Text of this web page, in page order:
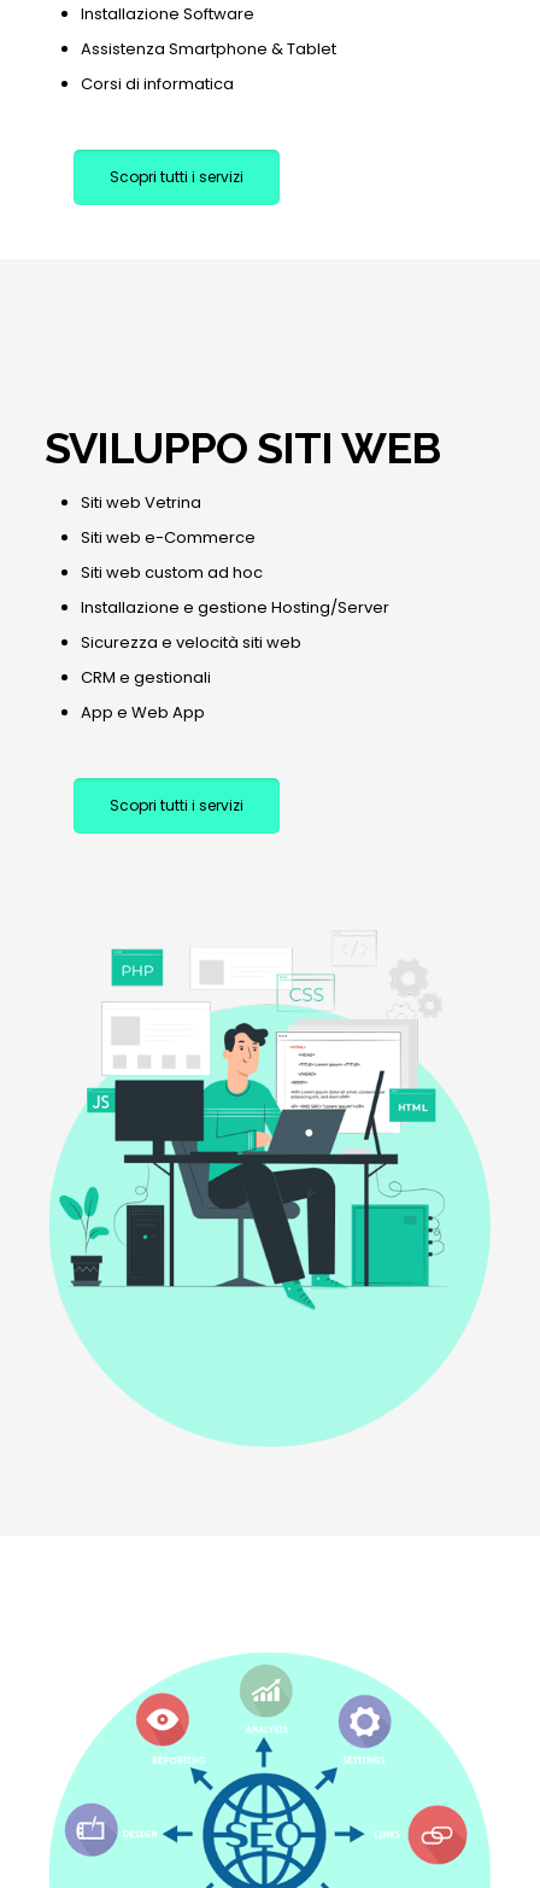
Installazione Software
Assistenza Smartphone & Tablet
Corsi di informatica
Scopri tutti i servizi
SVILUPPO SITI WEB
Siti web Vetrina
Siti web e-Commerce
Siti web custom ad hoc
Installazione e gestione Hosting/Server
Sicurezza e velocità siti web
CRM e gestionali
App e Web App
Scopri tutti i servizi